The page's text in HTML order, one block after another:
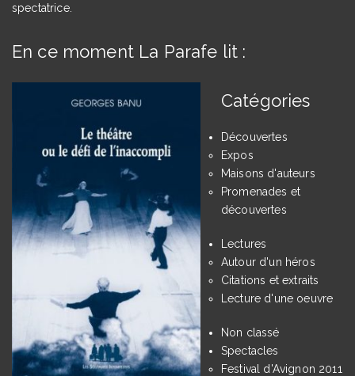
spectatrice.
En ce moment La Parafe lit :
Catégories
Découvertes
Expos
Maisons d'auteurs
Promenades et
découvertes
Lectures
Autour d'un héros
Citations et extraits
Lecture d'une oeuvre
Non classé
Spectacles
Festival d'Avignon 2011